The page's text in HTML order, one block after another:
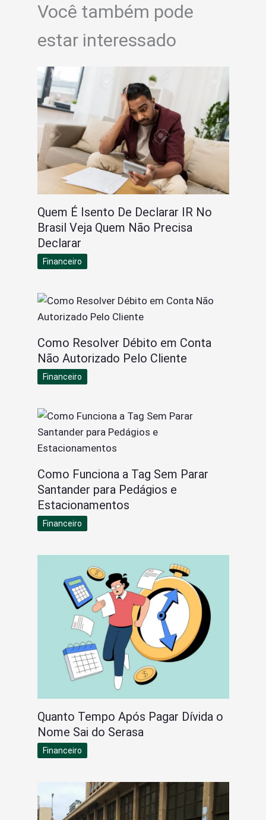
Você também pode
estar interessado
Quem É Isento De Declarar IR No
Brasil Veja Quem Não Precisa
Declarar
Financeiro
Como Resolver Débito em Conta
Não Autorizado Pelo Cliente
Financeiro
Como Funciona a Tag Sem Parar
Santander para Pedágios e
Estacionamentos
Financeiro
Quanto Tempo Após Pagar Dívida o
Nome Sai do Serasa
Financeiro